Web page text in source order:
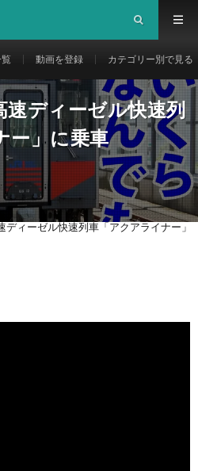
動画を登録 カテゴリー別で見る
速ディーゼル快速列
ー」に乗車
ディーゼル快速列車「アクアライナー」